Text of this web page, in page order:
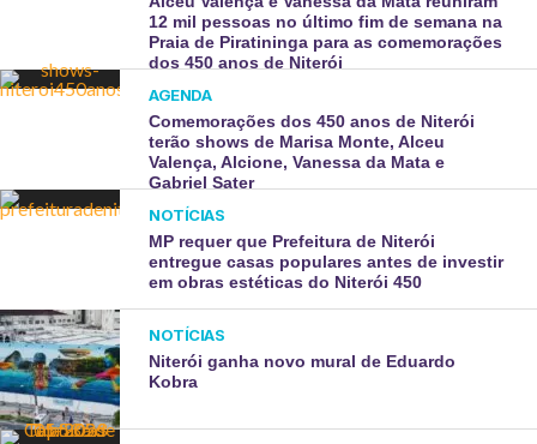
12 mil pessoas no último fim de semana na
Praia de Piratininga para as comemorações
dos 450 anos de Niterói
AGENDA
Comemorações dos 450 anos de Niterói
terão shows de Marisa Monte, Alceu
Valença, Alcione, Vanessa da Mata e
Gabriel Sater
NOTÍCIAS
MP requer que Prefeitura de Niterói
entregue casas populares antes de investir
em obras estéticas do Niterói 450
NOTÍCIAS
Niterói ganha novo mural de Eduardo
Kobra